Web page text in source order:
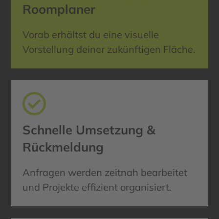
Roomplaner
Vorab erhältst du eine visuelle
Vorstellung deiner zukünftigen Fläche.
Schnelle Umsetzung &
Rückmeldung
Anfragen werden zeitnah bearbeitet
und Projekte effizient organisiert.